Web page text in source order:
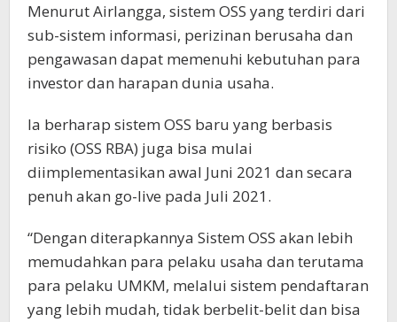
Menurut Airlangga, sistem OSS yang terdiri dari
sub-sistem informasi, perizinan berusaha dan
pengawasan dapat memenuhi kebutuhan para
investor dan harapan dunia usaha.
Ia berharap sistem OSS baru yang berbasis
risiko (OSS RBA) juga bisa mulai
diimplementasikan awal Juni 2021 dan secara
penuh akan go-live pada Juli 2021.
“Dengan diterapkannya Sistem OSS akan lebih
memudahkan para pelaku usaha dan terutama
para pelaku UMKM, melalui sistem pendaftaran
yang lebih mudah, tidak berbelit-belit dan bisa